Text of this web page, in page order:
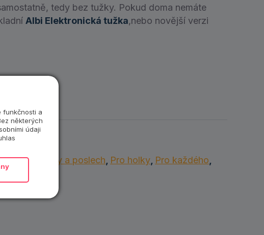
tedy bez tužky. Pokud doma nemáte
Albi Elektronická tužka,nebo novější verzi
,Albi Knížky a poslech Pro holky Pro každého
funkčnosti a
některých
údaji